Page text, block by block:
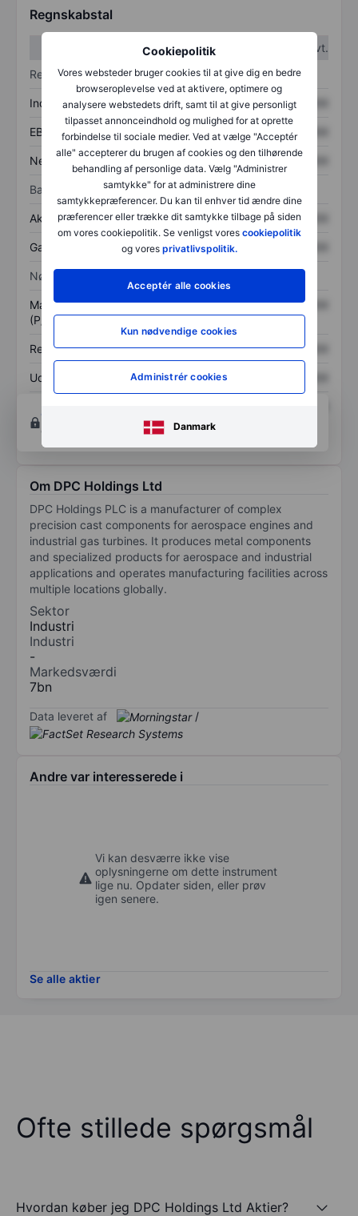
Cookiepolitik
Vores websteder bruger cookies til at give dig en bedre
browseroplevelse ved at aktivere, optimere og
analysere webstedets drift, samt til at give personligt
tilpasset annonceindhold og mulighed for at oprette
forbindelse til sociale medier. Ved at vælge "Acceptér
alle" accepterer du brugen af cookies og den tilhørende
behandling af personlige data. Vælg "Administrer
samtykke" for at administrere dine
samtykkepræferencer. Du kan til enhver tid ændre dine
præferencer eller trække dit samtykke tilbage på siden
om vores cookiepolitik. Se venligst vores cookiepolitik
og vores privatlivspolitik.
Acceptér alle cookies
Kun nødvendige cookies
Administrér cookies
Danmark
Regnskabstal
1. kvt.
2. kvt.
Resultatopgørelse
Indtægter XXXXXXX XXXXXXX
EBITDA XXXXXXX XXXXXXX
Nettoresultat XXXXXXX XXXXXXX
Balance
Aktiver i alt XXXXXXX XXXXXXX
Gæld XXXXXXX
Nøgletal
Markedsværdi/omsætning
(P/S)
XXXXXXX XXXXXXX
Resultat pr. aktie (EPS) XXXXXXX XXXXXXX
Udbytte pr. aktie XXXXXXX
Opret konto
og analyse værktøjer.
Om DPC Holdings Ltd
DPC Holdings PLC is a manufacturer of complex
precision cast components for aerospace engines and
industrial gas turbines. It produces metal components
and specialized products for aerospace and industrial
applications and operates manufacturing facilities across
multiple locations globally.
Sektor
Industri
Industri
-
Markedsværdi
7bn
Data leveret af /
Andre var interesserede i
Vi kan desværre ikke vise
oplysningerne om dette instrument
lige nu. Opdater siden, eller prøv
igen senere.
Se alle aktier
Ofte stillede spørgsmål
Hvordan køber jeg DPC Holdings Ltd Aktier?